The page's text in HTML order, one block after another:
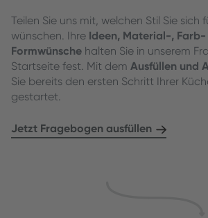
Teilen Sie uns mit, welchen Stil Sie sich
wünschen. Ihre Ideen, Material-, Farb-
Formwünsche halten Sie in unserem
Startseite fest. Mit dem Ausfüllen und
Sie bereits den ersten Schritt Ihrer
gestartet.
Jetzt Fragebogen ausfüllen